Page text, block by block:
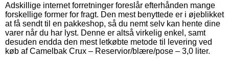
Adskillige internet forretninger foreslår efterhånden mange
forskellige former for fragt. Den mest benyttede er i øjeblikket
at få sendt til en pakkeshop, så du nemt selv kan hente dine
varer når du har lyst. Denne er altså virkelig enkel, samt
desuden endda den mest letkøbte metode til levering ved
køb af Camelbak Crux – Reservior/blære/pose – 3,0 liter.